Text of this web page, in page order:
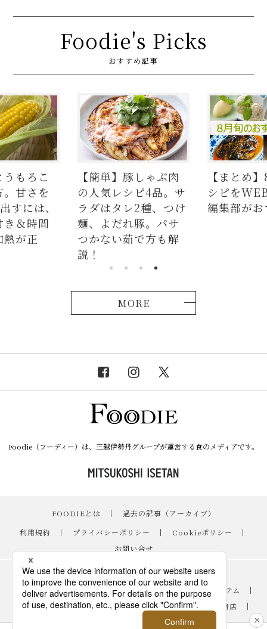
Foodie's Picks
おすすめ記事
ろこ
さを
は、
時間
正
【簡単】豚しゃぶ肉
の人気レシピ4品。サ
ラダはタレ2種、つけ
麺、よだれ豚。パサ
つかない茹で方も解
説！
【まとめ】8月
シピをWEB
編集部がおす
MORE
Foodie（フーディー）は、三越伊勢丹グループが運営する食のメディアです。
FOODIEとは ｜
過去の記事（アーカイブ）
｜
利用規約 ｜ プライバシーポリシー ｜ Cookieポリシー
｜
お問い合せ
レシピ ｜
スイーツ
｜
手土産・ギフト ｜ ニュース・イベント ｜ おすすめアイテム
｜
読み物・コラム
｜ バイヤーのイチオシ！ ｜ 伊勢丹新宿店
｜
｜ FOODIE占い